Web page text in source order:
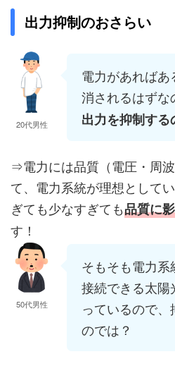
出力抑制のおさらい
20代男性
電力があれば
消されるはずな
出力を抑制する
⇒電力には品質（電圧・周
て、電力系統が理想として
ぎても少なすぎても品質に
す！
50代男性
そもそも電力
接続できる太陽
っているので
のでは？